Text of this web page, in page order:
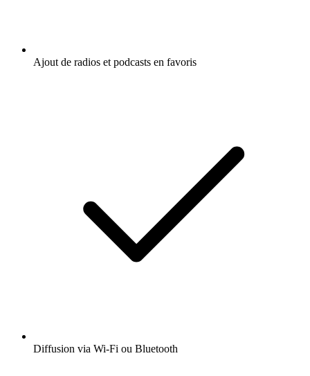
Ajout de radios et podcasts en favoris
Diffusion via Wi-Fi ou Bluetooth